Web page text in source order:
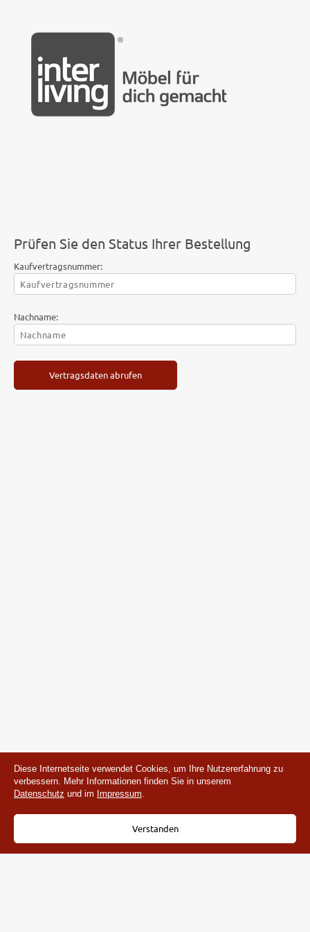
Diese Internetseite verwendet Cookies, um Ihre Nutzererfahrung zu
verbessern. Mehr Informationen finden Sie in unserem
Datenschutz und im Impressum.
Verstanden
Prüfen Sie den Status Ihrer Bestellung
Kaufvertragsnummer:
Nachname:
Vertragsdaten abrufen